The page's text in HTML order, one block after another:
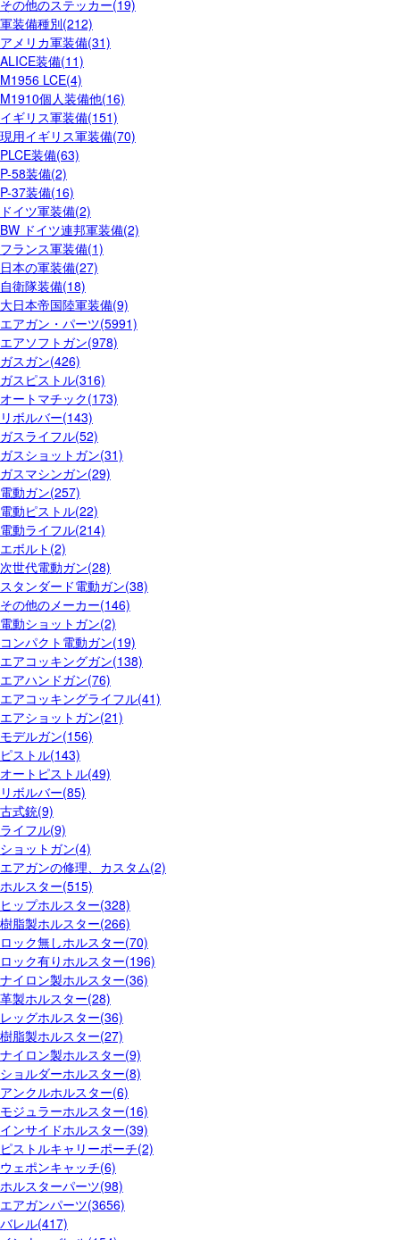
その他のステッカー(19)
軍装備種別(212)
アメリカ軍装備(31)
ALICE装備(11)
M1956 LCE(4)
M1910個人装備他(16)
イギリス軍装備(151)
現用イギリス軍装備(70)
PLCE装備(63)
P-58装備(2)
P-37装備(16)
ドイツ軍装備(2)
BW ドイツ連邦軍装備(2)
フランス軍装備(1)
日本の軍装備(27)
自衛隊装備(18)
大日本帝国陸軍装備(9)
エアガン・パーツ(5991)
エアソフトガン(978)
ガスガン(426)
ガスピストル(316)
オートマチック(173)
リボルバー(143)
ガスライフル(52)
ガスショットガン(31)
ガスマシンガン(29)
電動ガン(257)
電動ピストル(22)
電動ライフル(214)
エボルト(2)
次世代電動ガン(28)
スタンダード電動ガン(38)
その他のメーカー(146)
電動ショットガン(2)
コンパクト電動ガン(19)
エアコッキングガン(138)
エアハンドガン(76)
エアコッキングライフル(41)
エアショットガン(21)
モデルガン(156)
ピストル(143)
オートピストル(49)
リボルバー(85)
古式銃(9)
ライフル(9)
ショットガン(4)
エアガンの修理、カスタム(2)
ホルスター(515)
ヒップホルスター(328)
樹脂製ホルスター(266)
ロック無しホルスター(70)
ロック有りホルスター(196)
ナイロン製ホルスター(36)
革製ホルスター(28)
レッグホルスター(36)
樹脂製ホルスター(27)
ナイロン製ホルスター(9)
ショルダーホルスター(8)
アンクルホルスター(6)
モジュラーホルスター(16)
インサイドホルスター(39)
ピストルキャリーポーチ(2)
ウェポンキャッチ(6)
ホルスターパーツ(98)
エアガンパーツ(3656)
バレル(417)